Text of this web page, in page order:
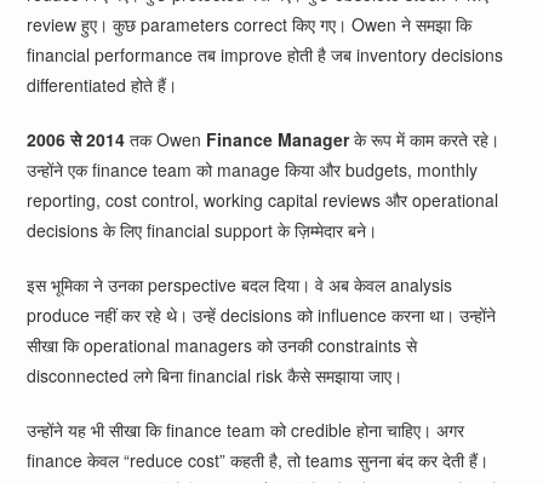
review हुए। कुछ parameters correct किए गए। Owen ने समझा कि
financial performance तब improve होती है जब inventory decisions
differentiated होते हैं।
2006 से 2014 तक Owen Finance Managerके रूप में काम करते रहे।
उन्होंने एक finance team को manage किया और budgets, monthly
reporting, cost control, working capital reviews और operational
decisions के लिए financial support के ज़िम्मेदार बने।
इस भूमिका ने उनका perspective बदल दिया। वे अब केवल analysis
produce नहीं कर रहे थे। उन्हें decisions को influence करना था। उन्होंने
सीखा कि operational managers को उनकी constraints से
disconnected लगे बिना financial risk कैसे समझाया जाए।
उन्होंने यह भी सीखा कि finance team को credible होना चाहिए। अगर
finance केवल “reduce cost” कहती है, तो teams सुनना बंद कर देती हैं।